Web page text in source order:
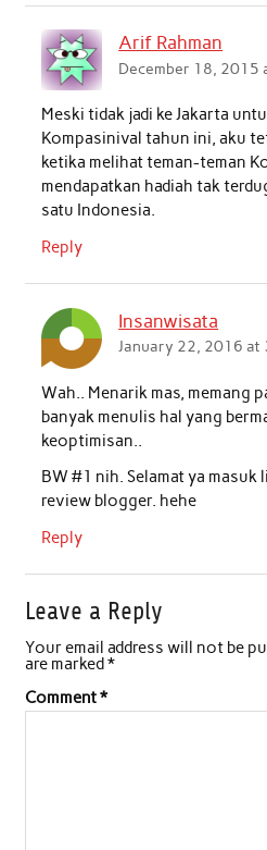
o
o
k
A
p
d
n
Arif Rahman
December 18, 2015
Meski tidak jadi ke Jakarta
Kompasinival tahun ini, aku
ketika melihat teman-teman
mendapatkan hadiah tak
satu Indonesia.
Reply
Insanwisata
January 22, 2016 at
Wah.. Menarik mas, memang
banyak menulis hal yang
keoptimisan..
BW #1 nih. Selamat ya
review blogger. hehe
Reply
Leave a Reply
Your email address will not be
are marked *
Comment*